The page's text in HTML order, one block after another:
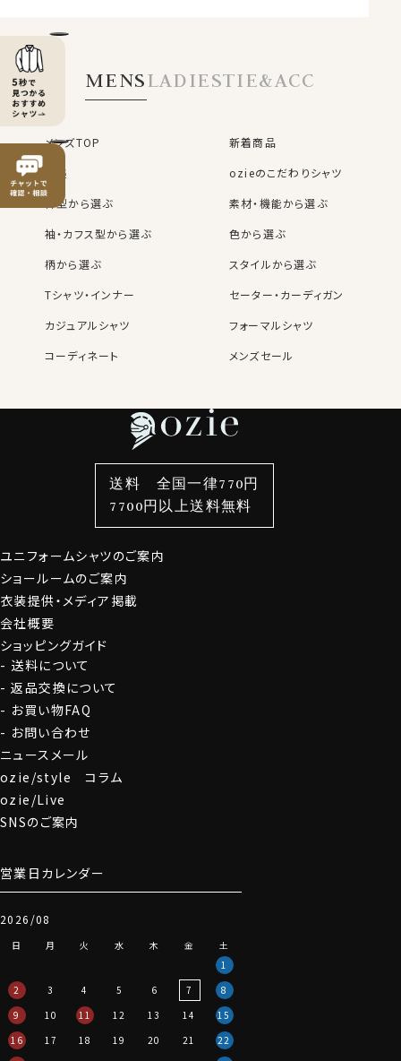
OZIE会員様だけの6つの特典
お買い物ごとに
1%分のポイント
購入商品の
レビューを書くと
50ポイントプレゼント！
OZIE会員だけの
あります
お買い物が簡単＆便利
名前・住所・カード番号（任意）ス
いち早いニュースメールで
セール情報を先取り！
⬜︎ ニュースメールにチェック
入会金・年会費は
OZIE NEWS MAIL
お役立ち情報満載
週に2〜4回、発行しているニュースメール。
頻度高く発行される新商品のご紹介！
クーポン・セールのお買い得な情報！
ファッションについての耳よりなご案内などを発信してお
会員登録にすすむ
MENSLADIESTIE&ACC
メンズTOP
新着商品
特集
ozieのこだわりシャツ
衿型から選ぶ
素材・機能から選ぶ
袖・カフス型から選ぶ
色から選ぶ
柄から選ぶ
スタイルから選ぶ
Tシャツ・インナー
セーター・カーディガン
カジュアルシャツ
フォーマルシャツ
コーディネート
メンズセール
袖・カフス型から選ぶ
色から選ぶ
柄から選ぶ
スタイルから選ぶ
カジュアルシャツ
定番シャツ
カフスボタン
サスペンダー
財布・名刺入れ
バッグ
ストール・マフラー
グローブ
ユニフォームシャツのご案内
ショールームのご案内
衣装提供・メディア掲載
会社概要
ショッピングガイド
送料について
返品交換について
お買い物FAQ
お問い合わせ
ニュースメール
ozie/style コラム
ozie/Live
SNSのご案内
営業日カレンダー
2026/08
日 月 火 水 木 金
土
1
2
3 4 5 6 7
8
9
10 11 12 13 14
15
16
17 18 19 20 21
22
送料 全国一律770円
7700円以上送料無料